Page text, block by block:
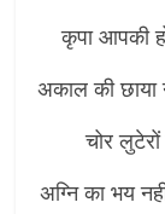
कृपा आपकी
अकाल की छाया
चोर
अग्नि का भय